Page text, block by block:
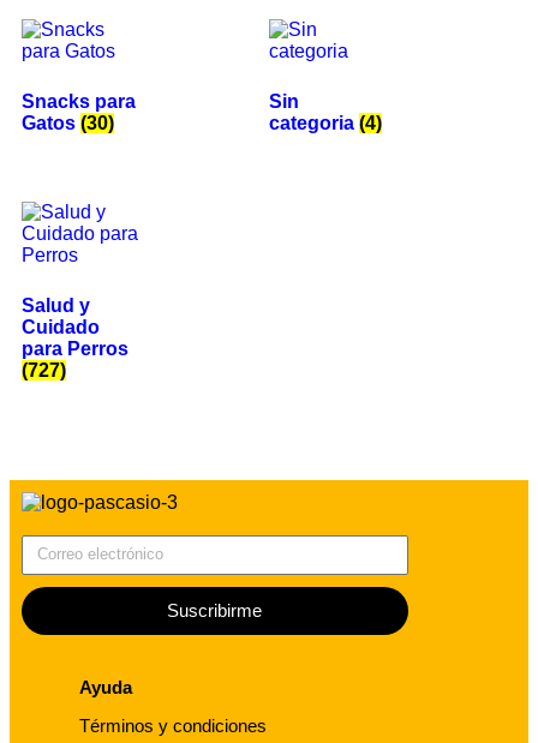
Snacks para
Gatos (30)
Sin
categoria (4)
Salud y
Cuidado
para Perros
(727)
Suscribirme
Ayuda
Términos y condiciones